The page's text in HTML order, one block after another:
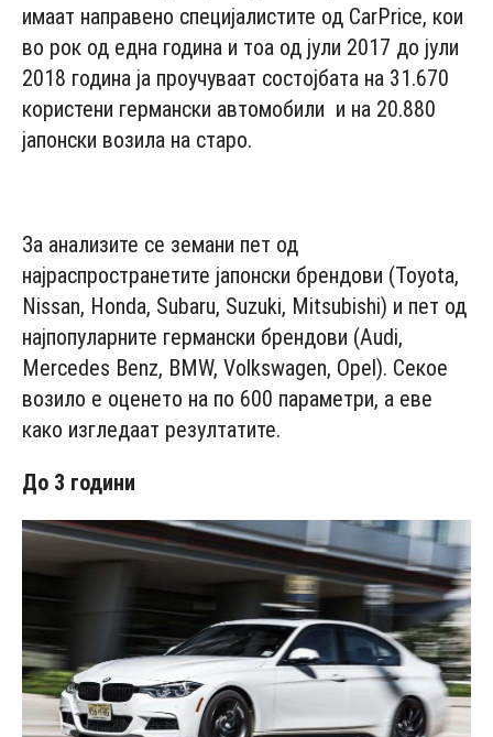
имаат направено специјалистите од CarPrice, кои
во рок од една година и тоа од јули 2017 до јули
2018 година ја проучуваат состојбата на 31.670
користени германски автомобили и на 20.880
јапонски возила на старо.
За анализите се земани пет од
најраспространетите јапонски брендови (Toyota,
Nissan, Honda, Subaru, Suzuki, Mitsubishi) и пет од
најпопуларните германски брендови (Audi,
Mercedes Benz, BMW, Volkswagen, Opel). Секое
возило е оценето на по 600 параметри, а еве
како изгледаат резултатите.
До 3 години